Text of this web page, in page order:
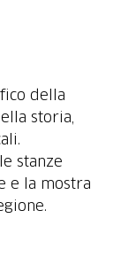
della
storia,
stanze
e la mostra